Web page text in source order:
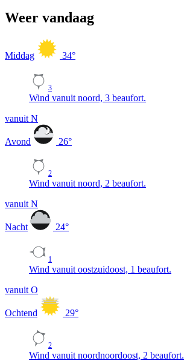
Weer vandaag
Middag 34°
3
Wind vanuit noord, 3 beaufort.
vanuit N
Avond 26°
2
Wind vanuit noord, 2 beaufort.
vanuit N
Nacht 24°
1
Wind vanuit oostzuidoost, 1 beaufort.
vanuit O
Ochtend 29°
2
Wind vanuit noordnoordoost, 2 beaufort.